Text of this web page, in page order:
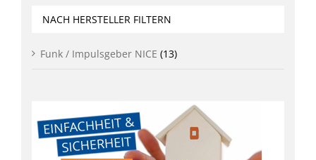
NACH HERSTELLER FILTERN
Funk / Impulsgeber NICE (13)